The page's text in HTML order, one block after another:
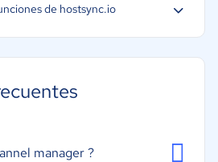
de hostsync.io
manager ?